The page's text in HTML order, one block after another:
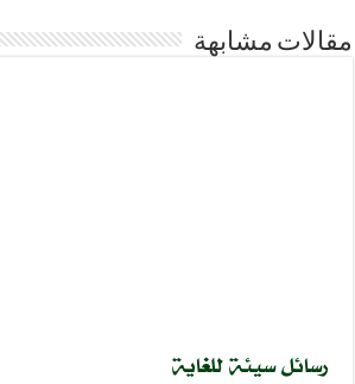
مقالات مشابهة
رسائل سيئة للغاية